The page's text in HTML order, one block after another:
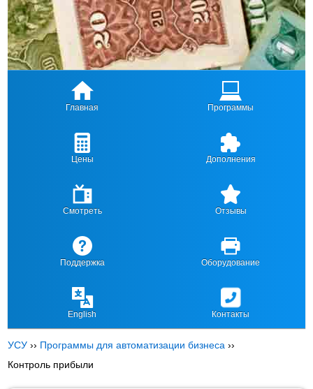
Главная Программы
Цены Дополнения
Смотреть Отзывы
Поддержка Оборудование
English Контакты
УСУ ›› Программы для автоматизации бизнеса ››
Контроль прибыли